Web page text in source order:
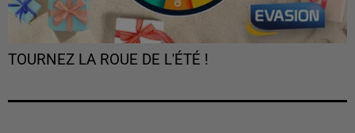
TOURNEZ LA ROUE DE L'ÉTÉ !